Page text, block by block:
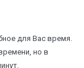
для Вас время.
но в